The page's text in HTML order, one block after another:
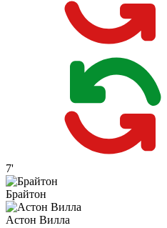
7'
Брайтон
Астон Вилла